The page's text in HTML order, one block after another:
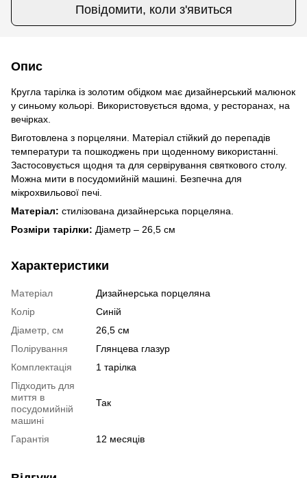
Повідомити, коли з'явиться
Опис
Кругла тарілка із золотим обідком має дизайнерський малюнок
у синьому кольорі. Використовується вдома, у ресторанах, на
вечірках.
Виготовлена ​​з порцеляни. Матеріал стійкий до перепадів
температури та пошкоджень при щоденному використанні.
Застосовується щодня та для сервірування святкового столу.
Можна мити в посудомийній машині. Безпечна для
мікрохвильової печі.
Матеріал: стилізована дизайнерська порцеляна.
Розміри тарілки: Діаметр – 26,5 см
Характеристики
Матеріал
Дизайнерська порцеляна
Колір
Синій
Діаметр, см
26,5 см
Полірування
Глянцева глазур
Комплектація
1 тарілка
Підходить для
миття в
посудомийній
машині
Так
Гарантія 12 месяців